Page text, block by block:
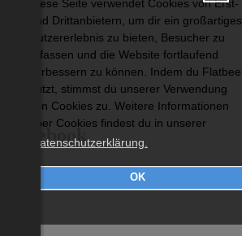
Diese Seite verwendet Cookies von Erst-
und Drittanbietern, um dir ein großartiges
Nutzererlebnis zu bieten, Besucher zu
erfassen und die Website fortlaufend
verbessern zu können. Indem du Flatbee
nutzt, stimmst du unserer Verwendung
von Cookies zu. Weitere Informationen
über Cookies findest du in unserer
Datenschutzerklärung.
OK
Facebook